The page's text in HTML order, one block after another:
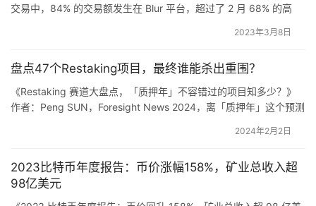
发人员直接在 Warpcast 中创建迷你应用程序
有一点是肯定的，目前还没有办法收集 Farcaster 上的帖
子、交易资料和其他社交资产。
当谈及开发者体验，Farcaster 的简单性是一个优势。
交易中，84% 的交易额发生在 Blur 平台，超过了 2 月 68% 的高
乎翻了一番。 The Block Research 分析师 Thomas Bialek 表示，
2023年3月8日
盘点47个Restaking项目，最终谁能杀出重围？
《Restaking 赛道大盘点，「质押年」不容错过的项目知多少？》
作者：Peng SUN，Foresight News 2024，离「质押年」这个预测
经是行业公认的财富密码。随着以太坊流动性质押与资本效率需求
2024年2月2日
2023比特币年度报告：币价涨幅158%，矿业总收入超
98亿美元